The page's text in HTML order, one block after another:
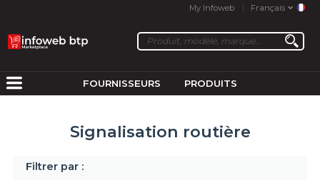
My Infoweb Français
FOURNISSEURS PRODUITS
Signalisation routière
Filtrer par :